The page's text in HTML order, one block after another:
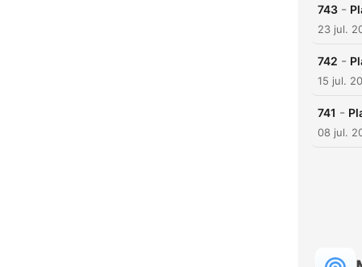
743 -
23 jul.
742 -
15 jul.
741 -
08 jul.